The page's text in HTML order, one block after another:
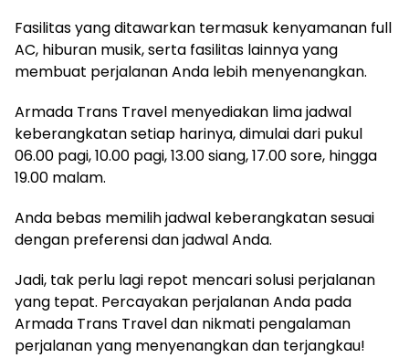
Fasilitas yang ditawarkan termasuk kenyamanan full
AC, hiburan musik, serta fasilitas lainnya yang
membuat perjalanan Anda lebih menyenangkan.
Armada Trans Travel menyediakan lima jadwal
keberangkatan setiap harinya, dimulai dari pukul
06.00 pagi, 10.00 pagi, 13.00 siang, 17.00 sore, hingga
19.00 malam.
Anda bebas memilih jadwal keberangkatan sesuai
dengan preferensi dan jadwal Anda.
Jadi, tak perlu lagi repot mencari solusi perjalanan
yang tepat. Percayakan perjalanan Anda pada
Armada Trans Travel dan nikmati pengalaman
perjalanan yang menyenangkan dan terjangkau!